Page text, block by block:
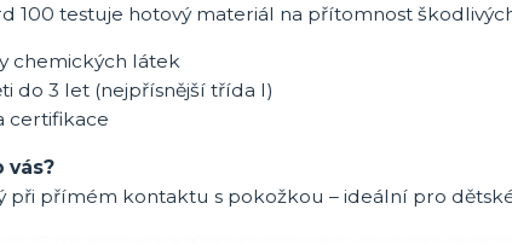
100 testuje hotový materiál na přítomnost
chemických látek
do 3 let (nejpřísnější třída I)
certifikace
vás?
při přímém kontaktu s pokožkou – ideální pro